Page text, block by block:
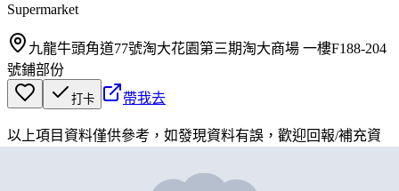
Supermarket
九龍牛頭角道77號淘大花園第三期淘大商場 一樓F188-204
號鋪部份
打卡 帶我去
以上項目資料僅供參考，如發現資料有誤，歡迎回報/補充資